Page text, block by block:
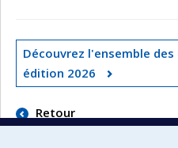
Découvrez l'ensemble
édition 2026
Retour